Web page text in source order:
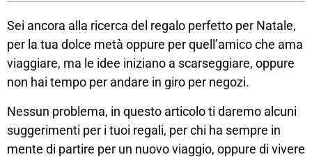
Sei ancora alla ricerca del regalo perfetto per Natale,
per la tua dolce metà oppure per quell’amico che ama
viaggiare, ma le idee iniziano a scarseggiare, oppure
non hai tempo per andare in giro per negozi.
Nessun problema, in questo articolo ti daremo alcuni
suggerimenti per i tuoi regali, per chi ha sempre in
mente di partire per un nuovo viaggio, oppure di vivere